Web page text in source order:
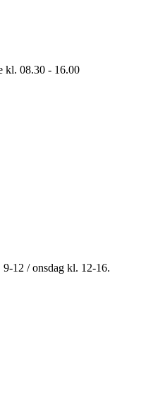
kl. 08.30 - 16.00
9-12 / onsdag kl. 12-16.